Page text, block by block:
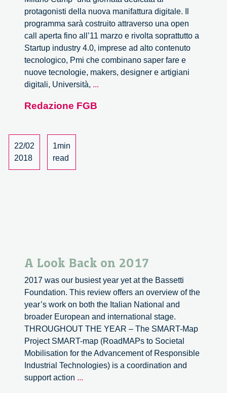
protagonisti della nuova manifattura digitale. Il
programma sarà costruito attraverso una open
call aperta fino all’11 marzo e rivolta soprattutto a
Startup industry 4.0, imprese ad alto contenuto
tecnologico, Pmi che combinano saper fare e
nuove tecnologie, makers, designer e artigiani
digitali, Università, ...
Redazione FGB
22/02
2018
1min
read
A Look Back on 2017
2017 was our busiest year yet at the Bassetti
Foundation. This review offers an overview of the
year’s work on both the Italian National and
broader European and international stage.
THROUGHOUT THE YEAR – The SMART-Map
Project SMART-map (RoadMAPs to Societal
Mobilisation for the Advancement of Responsible
Industrial Technologies) is a coordination and
support action ...